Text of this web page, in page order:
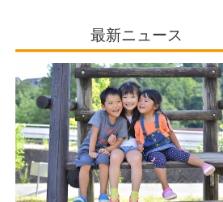
最新ニュース